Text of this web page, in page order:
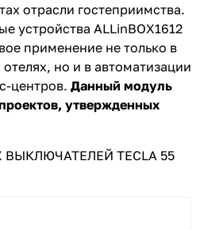
отрасли гостеприимства.
устройства ALLinBOX1612
применение не только в
но и в автоматизации
центров. Данный модуль
утвержденных
TECLA 55